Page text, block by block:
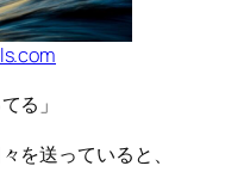
る」
を送っていると、